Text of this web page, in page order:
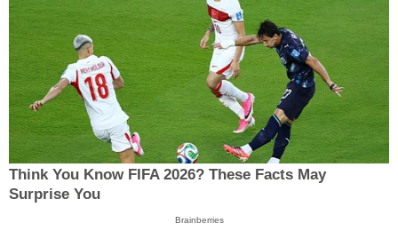
Think You Know FIFA 2026? These Facts May
Surprise You
Brainberries